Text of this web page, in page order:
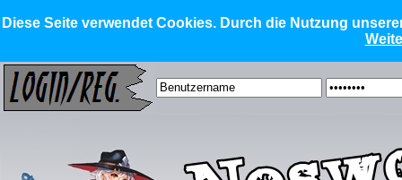
Diese Seite verwendet Cookies. Durch die Nutzung